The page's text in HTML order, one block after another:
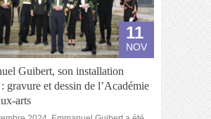
11
NOV
Guibert, son installation
gravure et dessin de l’Académie
arts